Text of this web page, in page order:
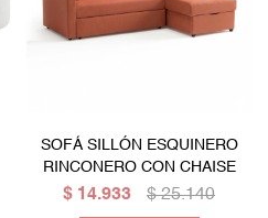
SOFÁ SILLÓN ESQUINERO
RINCONERO CON CHAISE
$ 14.933 $ 25.140